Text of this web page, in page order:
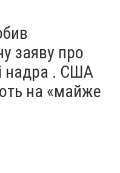
заяву про
надра . США
на «майже